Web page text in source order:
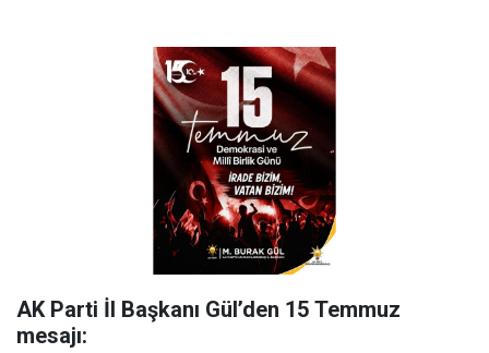
AK Parti İl Başkanı Gül’den 15 Temmuz
mesajı: